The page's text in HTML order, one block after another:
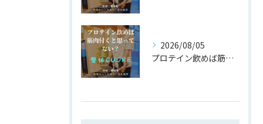
2026/08/05
プロテイン飲めば筋肉付く は大間違い